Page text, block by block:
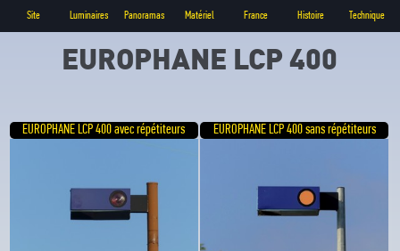
Site Luminaires Panoramas Matériel France Histoire Technique
EUROPHANE LCP 400
EUROPHANE LCP 400 avec répétiteurs EUROPHANE LCP 400 sans répétiteurs